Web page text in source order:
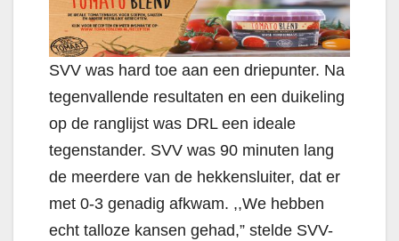
SVV was hard toe aan een driepunter. Na
tegenvallende resultaten en een duikeling
op de ranglijst was DRL een ideale
tegenstander. SVV was 90 minuten lang
de meerdere van de hekkensluiter, dat er
met 0-3 genadig afkwam. ,,We hebben
echt talloze kansen gehad,” stelde SVV-